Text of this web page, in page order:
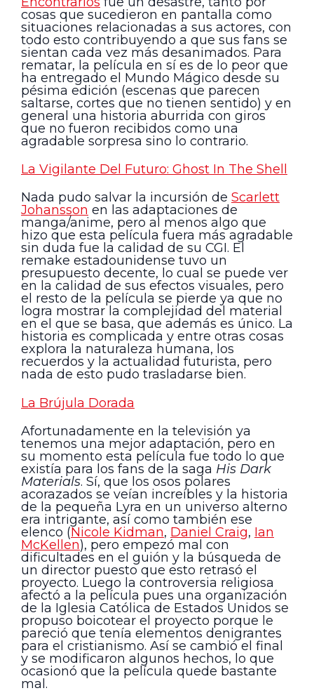
cosas que sucedieron en pantalla como
situaciones relacionadas a sus actores, con
todo esto contribuyendo a que sus fans se
sientan cada vez más desanimados. Para
rematar, la película en sí es de lo peor que
ha entregado el Mundo Mágico desde su
pésima edición (escenas que parecen
saltarse, cortes que no tienen sentido) y en
general una historia aburrida con giros
que no fueron recibidos como una
agradable sorpresa sino lo contrario.
La Vigilante Del Futuro: Ghost In The Shell
Nada pudo salvar la incursión de Scarlett
Johansson en las adaptaciones de
manga/anime, pero al menos algo que
hizo que esta película fuera más agradable
sin duda fue la calidad de su CGI. El
remake estadounidense tuvo un
presupuesto decente, lo cual se puede ver
en la calidad de sus efectos visuales, pero
el resto de la película se pierde ya que no
logra mostrar la complejidad del material
en el que se basa, que además es único. La
historia es complicada y entre otras cosas
explora la naturaleza humana, los
recuerdos y la actualidad futurista, pero
nada de esto pudo trasladarse bien.
La Brújula Dorada
Afortunadamente en la televisión ya
tenemos una mejor adaptación, pero en
su momento esta película fue todo lo que
existía para los fans de la saga His Dark
Materials. Sí, que los osos polares
acorazados se veían increíbles y la historia
de la pequeña Lyra en un universo alterno
era intrigante, así como también ese
elenco (Nicole Kidman, Daniel Craig, Ian
McKellen), pero empezó mal con
dificultades en el guión y la búsqueda de
un director puesto que esto retrasó el
proyecto. Luego la controversia religiosa
afectó a la película pues una organización
de la Iglesia Católica de Estados Unidos se
propuso boicotear el proyecto porque le
pareció que tenía elementos denigrantes
para el cristianismo. Así se cambió el final
y se modificaron algunos hechos, lo que
ocasionó que la película quede bastante
mal.